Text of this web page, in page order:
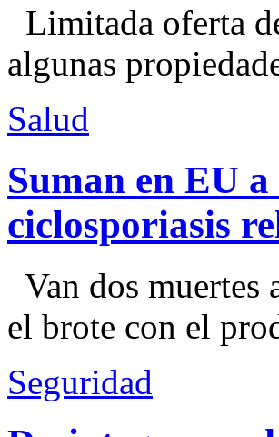
Limitada oferta
algunas
Salud
Suman en EU
ciclosporiasis
Van dos
el brote con el
Seguridad